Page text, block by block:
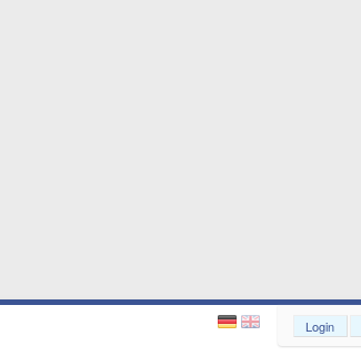
Login